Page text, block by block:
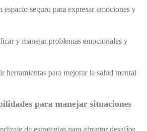
espacio seguro para expresar emociones y
y manejar problemas emocionales y
herramientas para mejorar la salud mental
para manejar situaciones
de estrategias para afrontar desafíos